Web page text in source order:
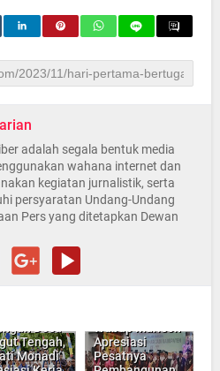
adalah segala bentuk media
wahana internet dan
kegiatan jurnalistik, serta
persyaratan Undang-Undang
Pers yang ditetapkan Dewan
di Lubuk
Desa
Tengah,
Monadi
Wabup Murison
Apresiasi
Pesatnya